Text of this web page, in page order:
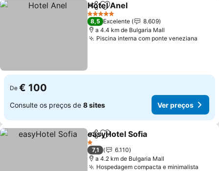
PartilharAdicionar aos favoritos
Hotel Anel
5 Estrelas
8,5 Excelente
8.609
a 4.4 km de Bulgaria Mall
Piscina interna com ponte veneziana
De € 100
Consulte os preços de 8 sites Ver preços
PartilharAdicionar aos favoritos
easyHotel Sofia
1 Estrelas
7,1
6.110
a 4.2 km de Bulgaria Mall
Hospedagem compacta e minimalista